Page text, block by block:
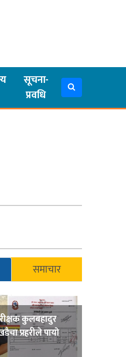
सूचना-
प्रवधि
समाचार
कुलबहादुर
प्रहरीले पायाे